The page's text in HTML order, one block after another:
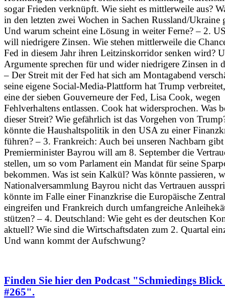
sogar Frieden verknüpft. Wie sieht es mittlerweile aus?
in den letzten zwei Wochen in Sachen Russland/Ukraine
Und warum scheint eine Lösung in weiter Ferne? – 2.
will niedrigere Zinsen. Wie stehen mittlerweile die
Fed in diesem Jahr ihren Leitzinskorridor senken wird?
Argumente sprechen für und wider niedrigere Zinsen in
– Der Streit mit der Fed hat sich am Montagabend
seine eigene Social-Media-Plattform hat Trump
eine der sieben Gouverneure der Fed, Lisa Cook, wegen
Fehlverhaltens entlassen. Cook hat widersprochen. Was
dieser Streit? Wie gefährlich ist das Vorgehen von
könnte die Haushaltspolitik in den USA zu einer
führen? – 3. Frankreich: Auch bei unseren Nachbarn gibt
Premierminister Bayrou will am 8. September die
stellen, um so vom Parlament ein Mandat für seine
bekommen. Was ist sein Kalkül? Was könnte passieren,
Nationalversammlung Bayrou nicht das Vertrauen
könnte im Falle einer Finanzkrise die Europäische
eingreifen und Frankreich durch umfangreiche
stützen? – 4. Deutschland: Wie geht es der deutschen
aktuell? Wie sind die Wirtschaftsdaten zum 2. Quartal
Und wann kommt der Aufschwung?
Finden Sie hier den Podcast "Schmiedings Blick
#265".